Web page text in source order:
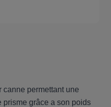
permettant une
prisme grâce a son poids